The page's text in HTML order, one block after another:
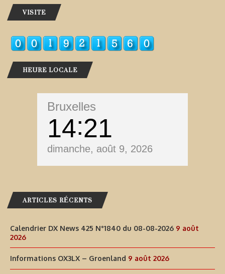
VISITE
HEURE LOCALE
Bruxelles
14 21
dimanche, août 9, 2026
ARTICLES RÉCENTS
Calendrier DX News 425 N°1840 du 08-08-2026 9 août
2026
Informations OX3LX – Groenland 9 août 2026